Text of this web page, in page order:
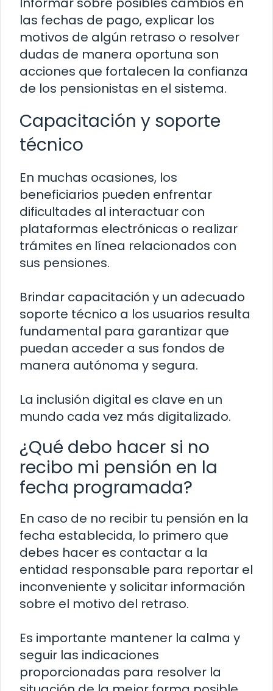
las fechas de pago, explicar los
motivos de algún retraso o resolver
dudas de manera oportuna son
acciones que fortalecen la confianza
de los pensionistas en el sistema.
Capacitación y soporte
técnico
En muchas ocasiones, los
beneficiarios pueden enfrentar
dificultades al interactuar con
plataformas electrónicas o realizar
trámites en línea relacionados con
sus pensiones.
Brindar capacitación y un adecuado
soporte técnico a los usuarios resulta
fundamental para garantizar que
puedan acceder a sus fondos de
manera autónoma y segura.
La inclusión digital es clave en un
mundo cada vez más digitalizado.
¿Qué debo hacer si no
recibo mi pensión en la
fecha programada?
En caso de no recibir tu pensión en la
fecha establecida, lo primero que
debes hacer es contactar a la
entidad responsable para reportar el
inconveniente y solicitar información
sobre el motivo del retraso.
Es importante mantener la calma y
seguir las indicaciones
proporcionadas para resolver la